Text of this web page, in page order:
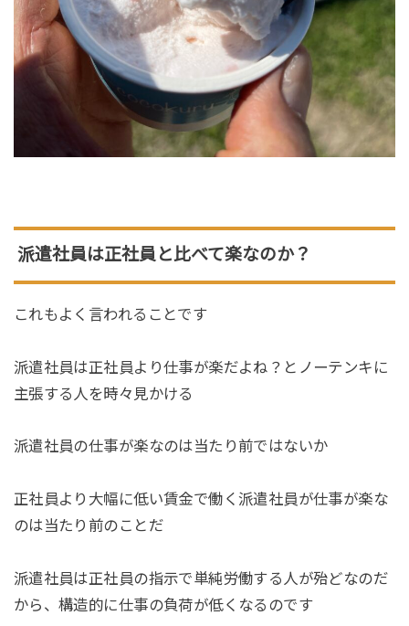
派遣社員は正社員と比べて楽なのか？
これもよく言われることです
派遣社員は正社員より仕事が楽だよね？とノーテンキに
主張する人を時々見かける
派遣社員の仕事が楽なのは当たり前ではないか
正社員より大幅に低い賃金で働く派遣社員が仕事が楽な
のは当たり前のことだ
派遣社員は正社員の指示で単純労働する人が殆どなのだ
から、構造的に仕事の負荷が低くなるのです